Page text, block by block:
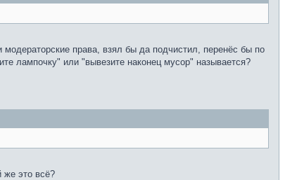
права, взял бы да подчистил, перенёс бы по
лампочку" или "вывезите наконец мусор" называется?
же это всё?